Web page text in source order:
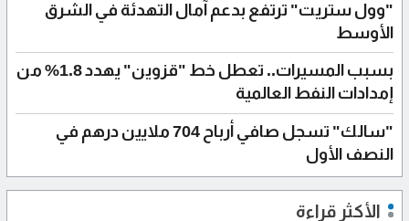
"وول ستريت" ترتفع بدعم آمال التهدئة في الشرق
الأوسط
بسبب المسيرات.. تعطل خط "قزوين" يهدد 1.8% من
إمدادات النفط العالمية
"سالك" تسجل صافي أرباح 704 ملايين درهم في
النصف الأول
الأكثر قراءة